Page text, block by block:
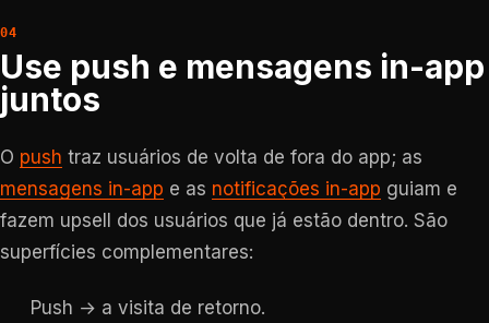
Use push e mensagens in-app
juntos
O push traz usuários de volta de fora do app; as
mensagens in-app e as notificações in-app guiam e
fazem upsell dos usuários que já estão dentro. São
superfícies complementares:
Push → a visita de retorno.